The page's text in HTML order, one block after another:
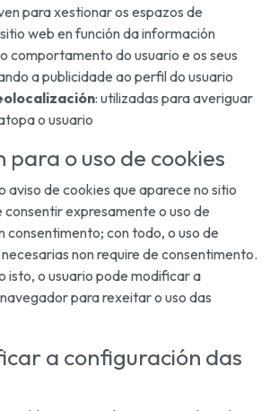
para xestionar os espazos de
web en función da información
comportamento do usuario e os seus
a publicidade ao perfil do usuario
: utilizadas para averiguar
o usuario
o uso de cookies
aviso de cookies que aparece no sitio
consentir expresamente o uso de
consentimento; con todo, o uso de
non require de consentimento.
isto, o usuario pode modificar a
para rexeitar o uso das
a configuración das